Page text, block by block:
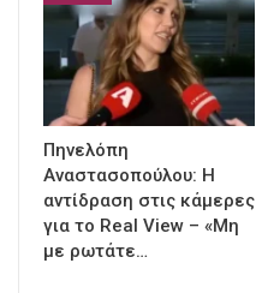
Πηνελόπη
Αναστασοπούλου: Η
αντίδραση στις κάμερες
για το Real View – «Μη
με ρωτάτε…